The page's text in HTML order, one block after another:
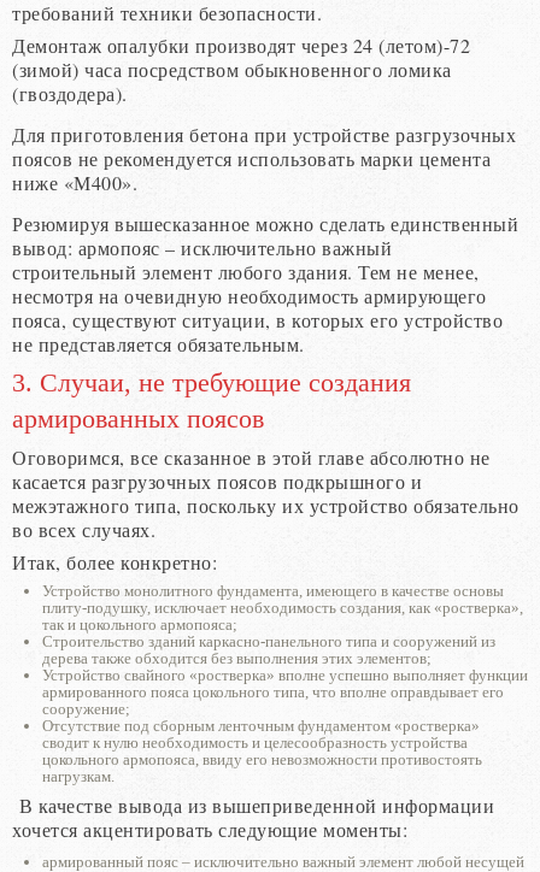
требований техники безопасности.
Демонтаж опалубки производят через 24 (летом)-72
(зимой) часа посредством обыкновенного ломика
(гвоздодера).
Для приготовления бетона при устройстве разгрузочных
поясов не рекомендуется использовать марки цемента
ниже «М400».
Резюмируя вышесказанное можно сделать единственный
вывод: армопояс – исключительно важный
строительный элемент любого здания. Тем не менее,
несмотря на очевидную необходимость армирующего
пояса, существуют ситуации, в которых его устройство
не представляется обязательным.
3. Случаи, не требующие создания
армированных поясов
Оговоримся, все сказанное в этой главе абсолютно не
касается разгрузочных поясов подкрышного и
межэтажного типа, поскольку их устройство обязательно
во всех случаях.
Итак, более конкретно:
Устройство монолитного фундамента, имеющего в качестве основы
плиту-подушку, исключает необходимость создания, как «ростверка»,
так и цокольного армопояса;
Строительство зданий каркасно-панельного типа и сооружений из
дерева также обходится без выполнения этих элементов;
Устройство свайного «ростверка» вполне успешно выполняет функции
армированного пояса цокольного типа, что вполне оправдывает его
сооружение;
Отсутствие под сборным ленточным фундаментом «ростверка»
сводит к нулю необходимость и целесообразность устройства
цокольного армопояса, ввиду его невозможности противостоять
нагрузкам.
В качестве вывода из вышеприведенной информации
хочется акцентировать следующие моменты:
армированный пояс – исключительно важный элемент любой несущей